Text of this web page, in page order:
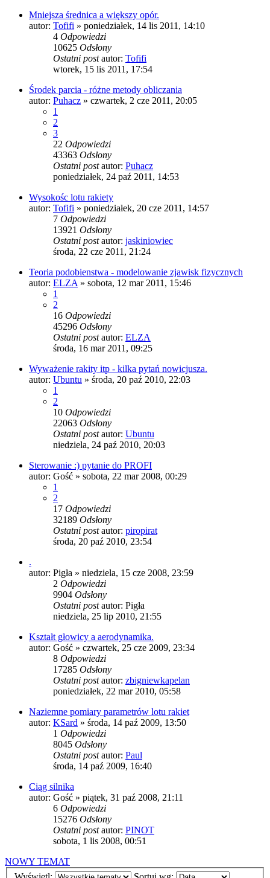
Mniejsza średnica a większy opór.
autor: Tofifi » poniedziałek, 14 lis 2011, 14:10
4 Odpowiedzi
10625 Odsłony
Ostatni postautor: Tofifi
wtorek, 15 lis 2011, 17:54
Środek parcia - różne metody obliczania
autor: Puhacz » czwartek, 2 cze 2011, 20:05
1
2
3
22 Odpowiedzi
43363 Odsłony
Ostatni postautor: Puhacz
poniedziałek, 24 paź 2011, 14:53
Wysokośc lotu rakiety
autor: Tofifi » poniedziałek, 20 cze 2011, 14:57
7 Odpowiedzi
13921 Odsłony
Ostatni postautor: jaskiniowiec
środa, 22 cze 2011, 21:24
Teoria podobienstwa - modelowanie zjawisk fizycznych
autor: ELZA » sobota, 12 mar 2011, 15:46
1
2
16 Odpowiedzi
45296 Odsłony
Ostatni postautor: ELZA
środa, 16 mar 2011, 09:25
Wyważenie rakity itp - kilka pytań nowicjusza.
autor: Ubuntu » środa, 20 paź 2010, 22:03
1
2
10 Odpowiedzi
22063 Odsłony
Ostatni postautor: Ubuntu
niedziela, 24 paź 2010, 20:03
Sterowanie :) pytanie do PROFI
autor: Gość » sobota, 22 mar 2008, 00:29
1
2
17 Odpowiedzi
32189 Odsłony
Ostatni postautor: piropirat
środa, 20 paź 2010, 23:54
.
autor: Pigła » niedziela, 15 cze 2008, 23:59
2 Odpowiedzi
9904 Odsłony
Ostatni postautor: Pigła
niedziela, 25 lip 2010, 21:55
Kształt głowicy a aerodynamika.
autor: Gość » czwartek, 25 cze 2009, 23:34
8 Odpowiedzi
17285 Odsłony
Ostatni postautor: zbigniewkapelan
poniedziałek, 22 mar 2010, 05:58
Naziemne pomiary parametrów lotu rakiet
autor: KSard » środa, 14 paź 2009, 13:50
1 Odpowiedzi
8045 Odsłony
Ostatni postautor: Paul
środa, 14 paź 2009, 16:40
Ciąg silnika
autor: Gość » piątek, 31 paź 2008, 21:11
6 Odpowiedzi
15276 Odsłony
Ostatni postautor: PINOT
sobota, 1 lis 2008, 00:51
NOWY TEMAT